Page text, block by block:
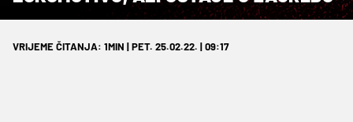
VRIJEME ČITANJA: 1MIN | PET. 25.02.22. | 09:17